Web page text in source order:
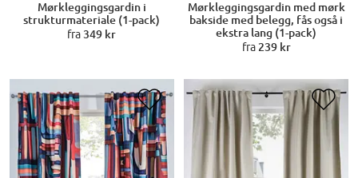
Mørkleggingsgardin i
strukturmateriale (1-pack)
fra349 kr
Mørkleggingsgardin med mørk
bakside med belegg, fås også i
ekstra lang (1-pack)
fra239 kr